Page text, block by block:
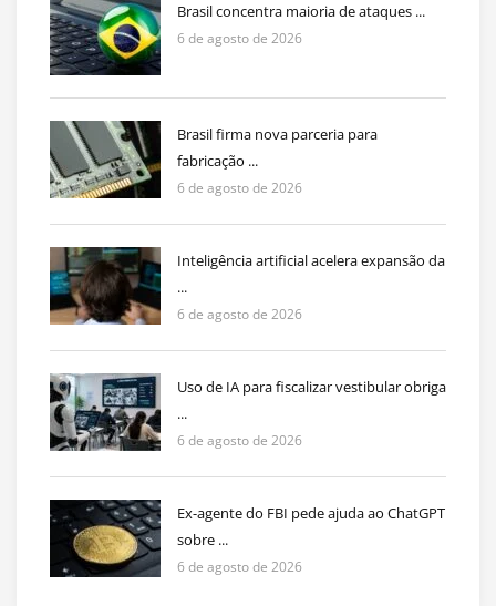
Brasil concentra maioria de ataques ...
6 de agosto de 2026
Brasil firma nova parceria para
fabricação ...
6 de agosto de 2026
Inteligência artificial acelera expansão da
...
6 de agosto de 2026
Uso de IA para fiscalizar vestibular obriga
...
6 de agosto de 2026
Ex-agente do FBI pede ajuda ao ChatGPT
sobre ...
6 de agosto de 2026